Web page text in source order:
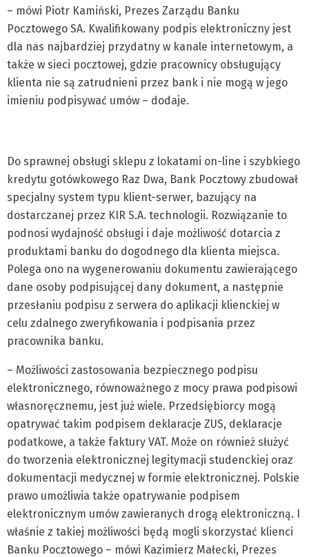
– mówi Piotr Kamiński, Prezes Zarządu Banku
Pocztowego SA. Kwalifikowany podpis elektroniczny jest
dla nas najbardziej przydatny w kanale internetowym, a
także w sieci pocztowej, gdzie pracownicy obsługujący
klienta nie są zatrudnieni przez bank i nie mogą w jego
imieniu podpisywać umów – dodaje.
Do sprawnej obsługi sklepu z lokatami on-line i szybkiego
kredytu gotówkowego Raz Dwa, Bank Pocztowy zbudował
specjalny system typu klient-serwer, bazujący na
dostarczanej przez KIR S.A. technologii. Rozwiązanie to
podnosi wydajność obsługi i daje możliwość dotarcia z
produktami banku do dogodnego dla klienta miejsca.
Polega ono na wygenerowaniu dokumentu zawierającego
dane osoby podpisującej dany dokument, a następnie
przesłaniu podpisu z serwera do aplikacji klienckiej w
celu zdalnego zweryfikowania i podpisania przez
pracownika banku.
– Możliwości zastosowania bezpiecznego podpisu
elektronicznego, równoważnego z mocy prawa podpisowi
własnoręcznemu, jest już wiele. Przedsiębiorcy mogą
opatrywać takim podpisem deklaracje ZUS, deklaracje
podatkowe, a także faktury VAT. Może on również służyć
do tworzenia elektronicznej legitymacji studenckiej oraz
dokumentacji medycznej w formie elektronicznej. Polskie
prawo umożliwia także opatrywanie podpisem
elektronicznym umów zawieranych drogą elektroniczną. I
właśnie z takiej możliwości będą mogli skorzystać klienci
Banku Pocztowego – mówi Kazimierz Małecki, Prezes